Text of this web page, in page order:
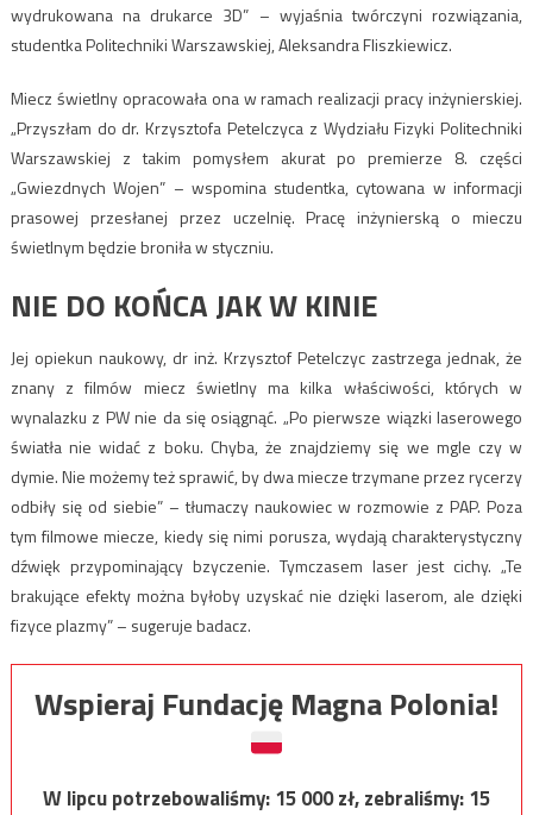
wydrukowana na drukarce 3D” – wyjaśnia twórczyni rozwiązania,
studentka Politechniki Warszawskiej, Aleksandra Fliszkiewicz.
Miecz świetlny opracowała ona w ramach realizacji pracy inżynierskiej.
„Przyszłam do dr. Krzysztofa Petelczyca z Wydziału Fizyki Politechniki
Warszawskiej z takim pomysłem akurat po premierze 8. części
„Gwiezdnych Wojen” – wspomina studentka, cytowana w informacji
prasowej przesłanej przez uczelnię. Pracę inżynierską o mieczu
świetlnym będzie broniła w styczniu.
NIE DO KOŃCA JAK W KINIE
Jej opiekun naukowy, dr inż. Krzysztof Petelczyc zastrzega jednak, że
znany z filmów miecz świetlny ma kilka właściwości, których w
wynalazku z PW nie da się osiągnąć. „Po pierwsze wiązki laserowego
światła nie widać z boku. Chyba, że znajdziemy się we mgle czy w
dymie. Nie możemy też sprawić, by dwa miecze trzymane przez rycerzy
odbiły się od siebie” – tłumaczy naukowiec w rozmowie z PAP. Poza
tym filmowe miecze, kiedy się nimi porusza, wydają charakterystyczny
dźwięk przypominający bzyczenie. Tymczasem laser jest cichy. „Te
brakujące efekty można byłoby uzyskać nie dzięki laserom, ale dzięki
fizyce plazmy” – sugeruje badacz.
Wspieraj Fundację Magna Polonia!
W lipcu potrzebowaliśmy:15 000zł, zebraliśmy:15